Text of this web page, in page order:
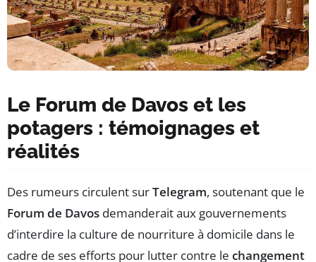
Le Forum de Davos et les
potagers : témoignages et
réalités
Des rumeurs circulent surTelegram, soutenant que le
Forum de Davos demanderait aux gouvernements
d’interdire la culture de nourriture à domicile dans le
cadre de ses efforts pour lutter contre le changement